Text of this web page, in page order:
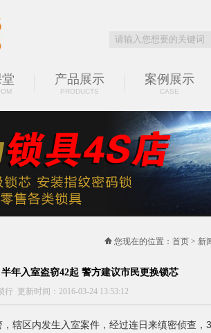
产品展示
PRODUCTS
案例展示
CASE
您现在的位置： 首页> 新
年入室盗窃42起 警方建议市民更换锁芯
更新时间：2016-03-24 13:53:12
区内发生入室案件，经过连日来缜密侦查，